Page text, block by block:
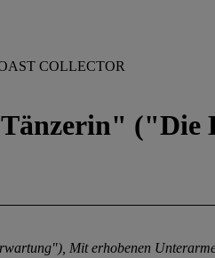
COLLECTOR
("Die
Mit erhobenen